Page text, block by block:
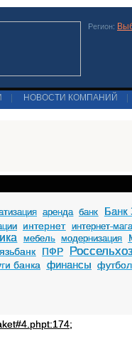
Регион:
НОВОСТИ КОМПАНИЙ
аренда банк
Банк
интернет интернет-
мебель модернизация
ПФР
банка финансы футбол